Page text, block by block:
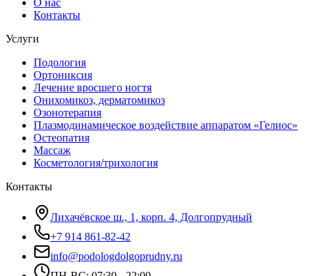
О нас
Контакты
Услуги
Подология
Ортониксия
Лечение вросшего ногтя
Онихомикоз, дерматомикоз
Озонотерапия
Плазмодинамическое воздействие аппаратом «Гелиос»
Остеопатия
Массаж
Косметология/трихология
Контакты
Лихачёвское ш., 1, корп. 4, Долгопрудный
+7 914 861-82-42
info@podologdolgoprudny.ru